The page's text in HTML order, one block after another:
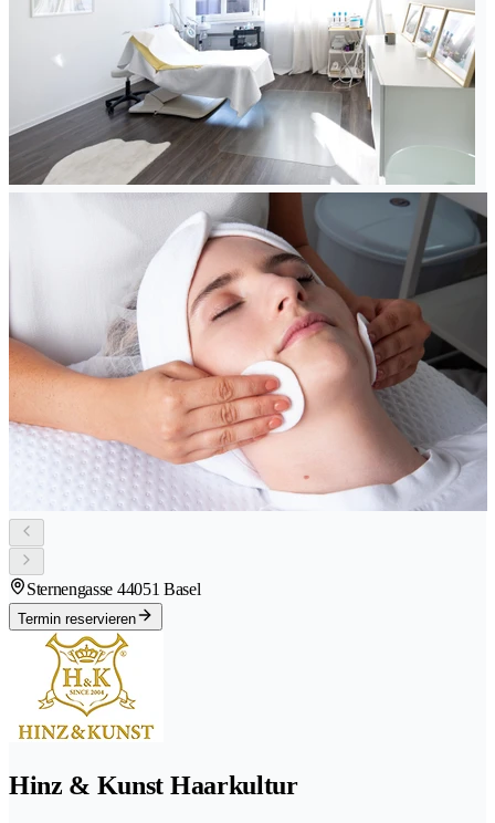
Sternengasse 44051 Basel
Termin reservieren
Hinz & Kunst Haarkultur